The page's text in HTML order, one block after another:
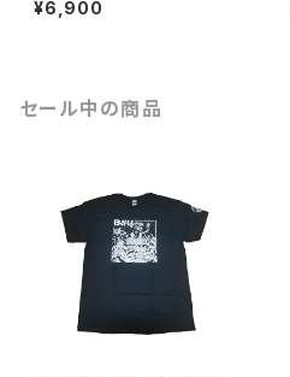
¥6,900
セール中の商品